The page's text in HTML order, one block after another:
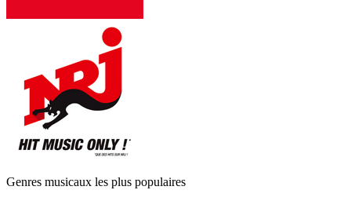
Genres musicaux les plus populaires